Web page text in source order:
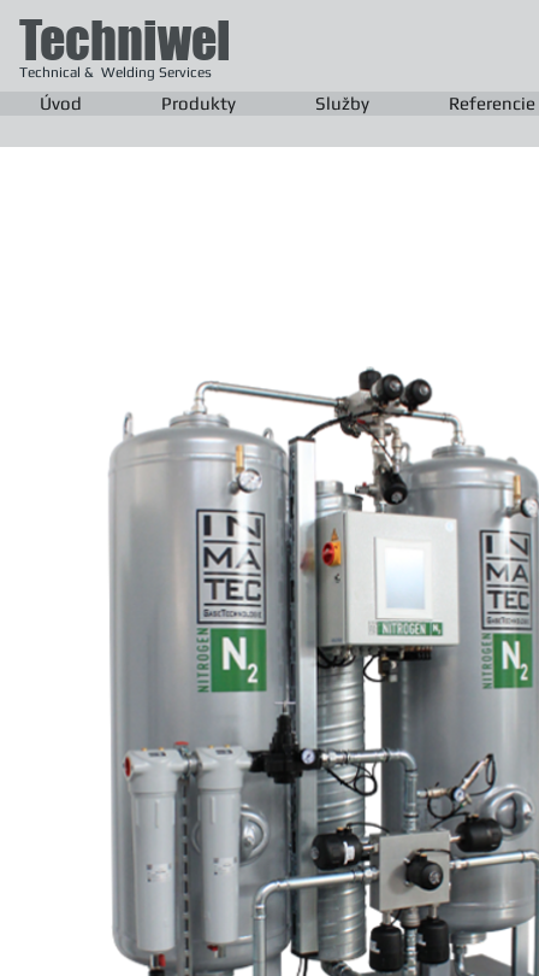
Techniwel
Technical & Welding Services
Úvod Produkty Služby Referencie